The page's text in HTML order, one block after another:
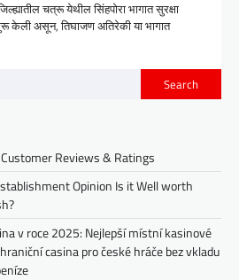
चत्रू येथील सिंहपोरा भागात सुरक्षा
केली असून, तिघाजण अतिरेकी या भागात
Search
Reviews & Ratings
Opinion Is it Well worth
v roce 2025: Nejlepší místní kasinové
casina pro české hráče bez vkladu